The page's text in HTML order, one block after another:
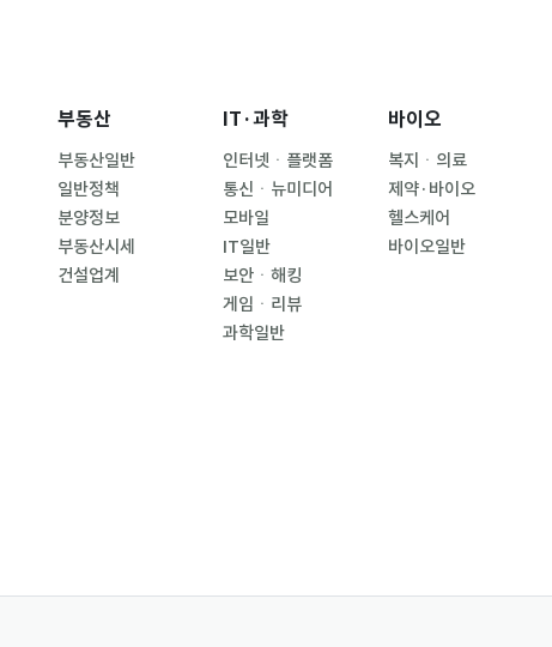
부동산
부동산일반
일반정책
분양정보
부동산시세
건설업계
IT·과학
인터넷ㆍ플랫폼
통신ㆍ뉴미디어
모바일
IT일반
보안ㆍ해킹
게임ㆍ리뷰
과학일반
바이오
복지ㆍ의료
제약·바이오
헬스케어
바이오일반